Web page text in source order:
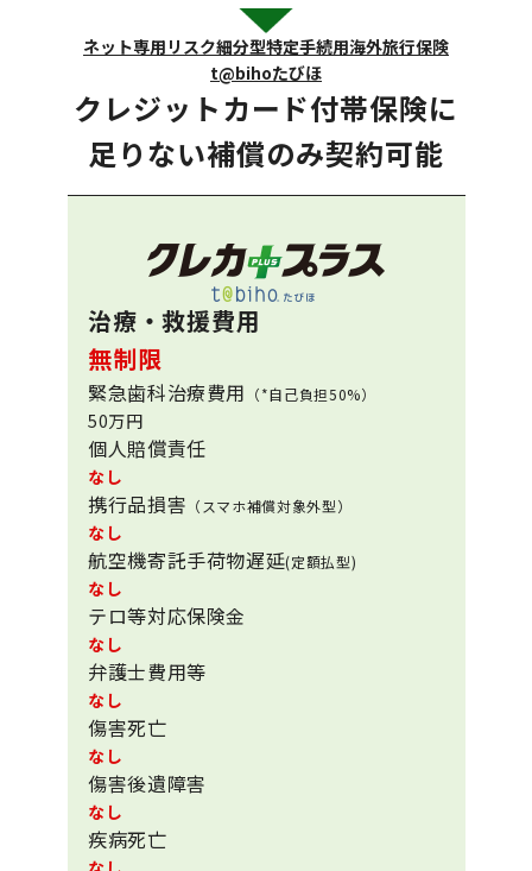
ネット専用リスク細分型特定手続用海外旅行保険
t@bihoたびほ
クレジットカード付帯保険に
足りない補償のみ契約可能
治療・救援費用
無制限
緊急歯科治療費用 （*自己負担50%）
50万円
個人賠償責任
なし
携行品損害 （スマホ補償対象外型）
なし
航空機寄託手荷物遅延(定額払型)
なし
テロ等対応保険金
なし
弁護士費用等
なし
傷害死亡
なし
傷害後遺障害
なし
疾病死亡